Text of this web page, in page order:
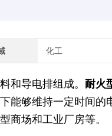
化工
和导电排组成。 耐火
能够维持一定时间的
商场和工业厂房等。